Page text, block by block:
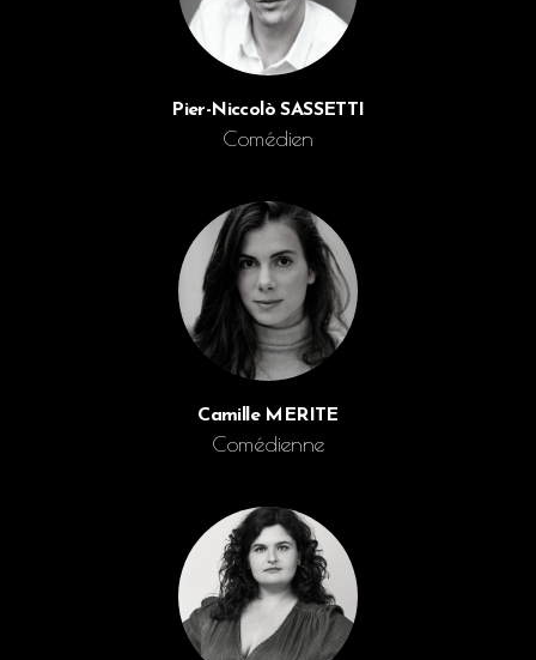
Pier-Niccolò SASSETTI
Comédien
Camille MERITE
Comédienne